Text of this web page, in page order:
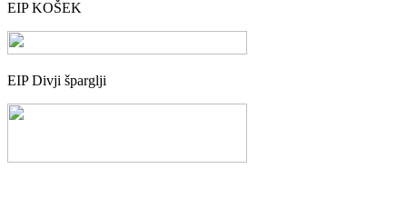
EIP KOŠEK
EIP Divji šparglji